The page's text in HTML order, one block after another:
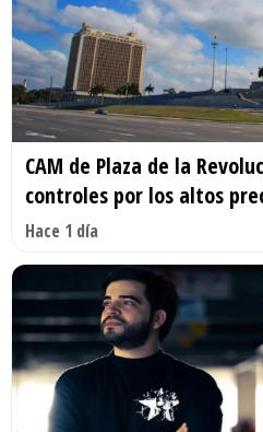
CAM de Plaza de la
controles por los altos
Hace 1 día